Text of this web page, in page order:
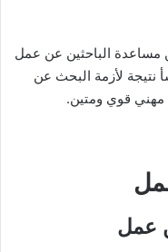
مساعدة الباحثين عن عمل
نتيجة لأزمة البحث عن
مهني قوي ومتين.
عمل